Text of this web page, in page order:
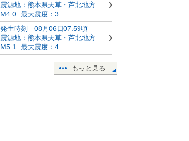
震源地：熊本県天草・芦北地方
M4.0
最大震度：3
発生時刻：08月06日07:59頃
震源地：熊本県天草・芦北地方
M5.1
最大震度：4
もっと見る